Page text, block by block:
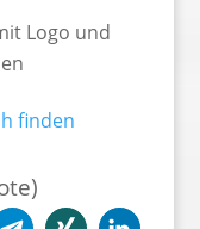
Logo und
finden